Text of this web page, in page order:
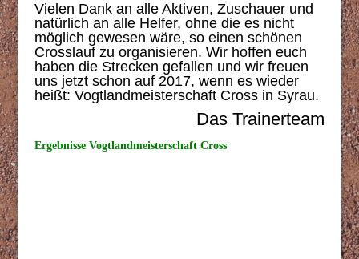
Vielen Dank an alle Aktiven, Zuschauer und
natürlich an alle Helfer, ohne die es nicht
möglich gewesen wäre, so einen schönen
Crosslauf zu organisieren. Wir hoffen euch
haben die Strecken gefallen und wir freuen
uns jetzt schon auf 2017, wenn es wieder
heißt: Vogtlandmeisterschaft Cross in Syrau.
Das Trainerteam
Ergebnisse Vogtlandmeisterschaft Cross